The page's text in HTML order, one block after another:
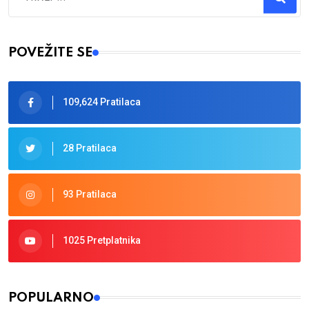
Type 2 or more characters for results.
POVEŽITE SE
109,624 Pratilaca
28 Pratilaca
93 Pratilaca
1025 Pretplatnika
POPULARNO